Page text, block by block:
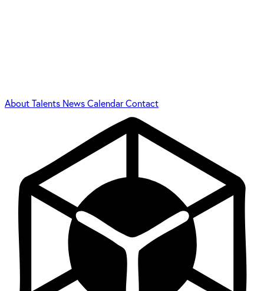
AboutTalents NewsCalendarContact